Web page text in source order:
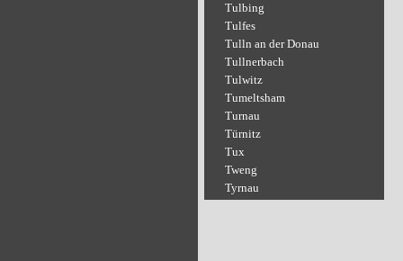
Tulbing
Tulfes
Tulln an der Donau
Tullnerbach
Tulwitz
Tumeltsham
Turnau
Türnitz
Tux
Tweng
Tyrnau